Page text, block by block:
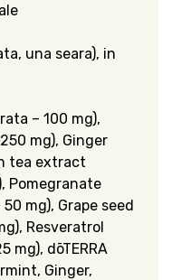
una seara), in
– 100 mg),
mg), Ginger
tea extract
Pomegranate
mg), Grape seed
Resveratrol
mg), dōTERRA
Ginger,